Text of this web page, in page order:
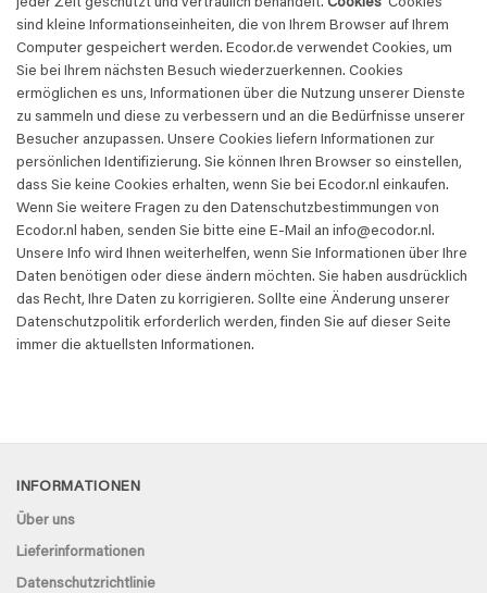
jeder Zeit geschützt und vertraulich behandelt. Cookies Cookies
sind kleine Informationseinheiten, die von Ihrem Browser auf Ihrem
Computer gespeichert werden. Ecodor.de verwendet Cookies, um
Sie bei Ihrem nächsten Besuch wiederzuerkennen. Cookies
ermöglichen es uns, Informationen über die Nutzung unserer Dienste
zu sammeln und diese zu verbessern und an die Bedürfnisse unserer
Besucher anzupassen. Unsere Cookies liefern Informationen zur
persönlichen Identifizierung. Sie können Ihren Browser so einstellen,
dass Sie keine Cookies erhalten, wenn Sie bei Ecodor.nl einkaufen.
Wenn Sie weitere Fragen zu den Datenschutzbestimmungen von
Ecodor.nl haben, senden Sie bitte eine E-Mail an info@ecodor.nl.
Unsere Info wird Ihnen weiterhelfen, wenn Sie Informationen über Ihre
Daten benötigen oder diese ändern möchten. Sie haben ausdrücklich
das Recht, Ihre Daten zu korrigieren. Sollte eine Änderung unserer
Datenschutzpolitik erforderlich werden, finden Sie auf dieser Seite
immer die aktuellsten Informationen.
INFORMATIONEN
Über uns
Lieferinformationen
Datenschutzrichtlinie